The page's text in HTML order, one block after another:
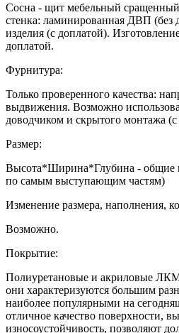
Сосна - щит мебельный сращенный
стенка: ламинированная ДВП (без
изделия (с доплатой).
доплатой.
Фурнитура:
Только проверенного качества:
выдвижения. Возможно
доводчиком и скрытого монтажа (с
Размер:
Высота*Ширина*Глубина - общие
по самым выступающим частям)
Изменение размера, наполнения,
Возможно.
Покрытие:
Полиуретановые и акриловые
они характеризуются большим
наиболее популярными на
отличное качество поверхности,
износоустойчивость, позволяют